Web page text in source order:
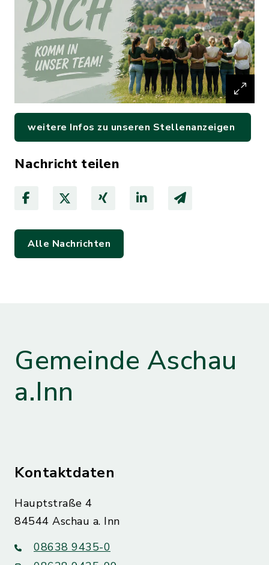
weitere Infos zu unseren Stellenanzeigen
Nachricht teilen
Alle Nachrichten
Gemeinde Aschau
a.Inn
Kontaktdaten
Hauptstraße 4
84544 Aschau a. Inn
08638 9435-0